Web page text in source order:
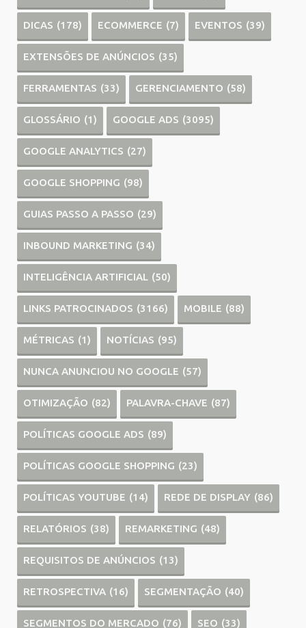
DICAS (178) ECOMMERCE (7) EVENTOS (39)
EXTENSÕES DE ANÚNCIOS (35)
FERRAMENTAS (33) GERENCIAMENTO (58)
GLOSSÁRIO (1) GOOGLE ADS (3095)
GOOGLE ANALYTICS (27)
GOOGLE SHOPPING (98)
GUIAS PASSO A PASSO (29)
INBOUND MARKETING (34)
INTELIGÊNCIA ARTIFICIAL (50)
LINKS PATROCINADOS (3166) MOBILE (88)
MÉTRICAS (1) NOTÍCIAS (95)
NUNCA ANUNCIOU NO GOOGLE (57)
OTIMIZAÇÃO (82) PALAVRA-CHAVE (87)
POLÍTICAS GOOGLE ADS (89)
POLÍTICAS GOOGLE SHOPPING (23)
POLÍTICAS YOUTUBE (14) REDE DE DISPLAY (86)
RELATÓRIOS (38) REMARKETING (48)
REQUISITOS DE ANÚNCIOS (13)
RETROSPECTIVA (16) SEGMENTAÇÃO (40)
SEGMENTOS DO MERCADO (76) SEO (33)